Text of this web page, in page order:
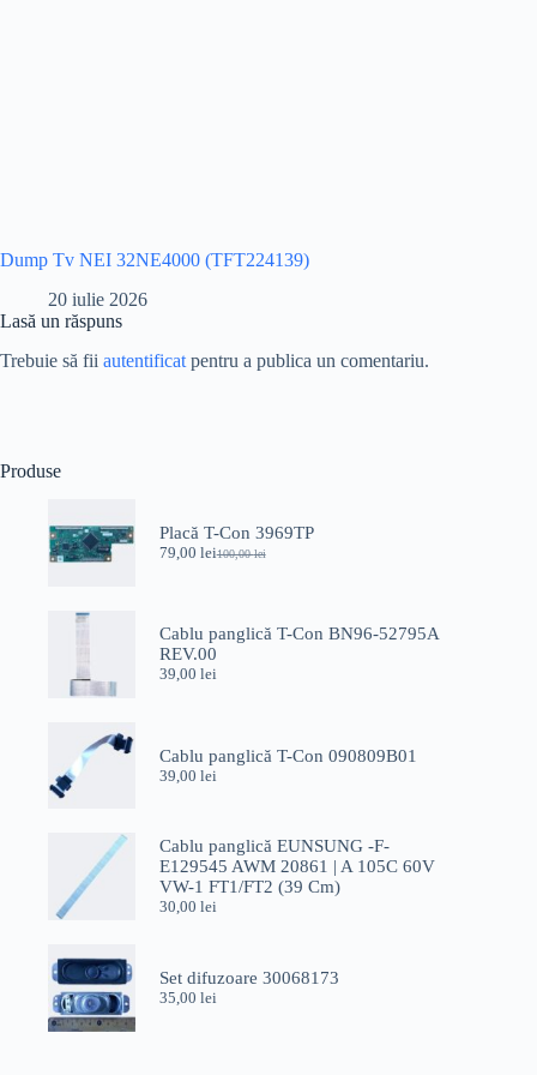
Dump Tv NEI 32NE4000 (TFT224139)
20 iulie 2026
Lasă un răspuns
Trebuie să fii autentificat pentru a publica un comentariu.
Produse
Placă T-Con 3969TP
100,00lei
Prețul
100,00 lei.
79,00 leiPrețul
Cablu panglică T-Con BN96-52795A
REV.00
39,00 lei
Cablu panglică T-Con 090809B01
39,00 lei
Cablu panglică EUNSUNG -F-
E129545 AWM 20861 | A 105C 60V
VW-1 FT1/FT2 (39 Cm)
30,00 lei
Set difuzoare 30068173
35,00 lei